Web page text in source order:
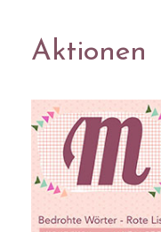
Aktionen